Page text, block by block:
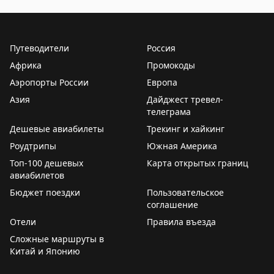
держателей карты Breeze Easy Visa. Тайлер Глатт
выгодные перелеты, где стоимость за балл
стоят до 2¢, что делает покупку выгодной. Перед
покупкой проверьте цены на сайте Breeze.
Путеводители
Россия
Африка
Промокоды
Аэропорты России
Европа
Азия
Дайджест тревел-
телеграма
Дешевые авиабилеты
Трекинг и хайкинг
Роудтрипы
Южная Америка
Топ-100 дешевых
авиабилетов
Карта открытых границ
Бюджет поездки
Пользовательское
соглашение
Отели
Правила въезда
Сложные маршруты в
Китай и Японию